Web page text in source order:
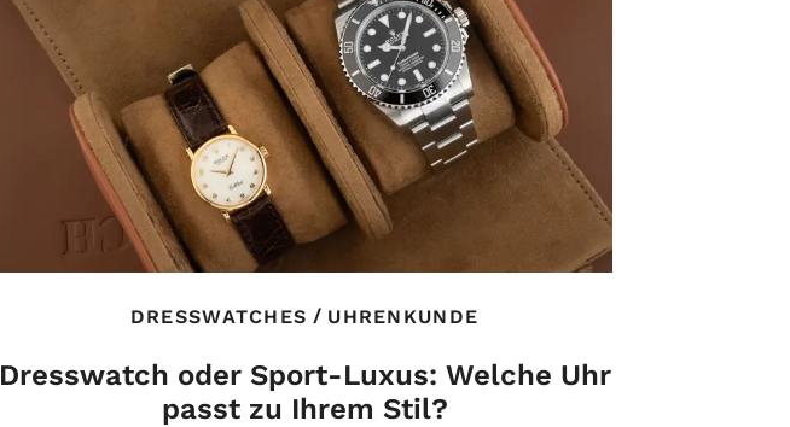
DRESSWATCHES / UHRENKUNDE
Dresswatch oder Sport-Luxus: Welche Uhr
passt zu Ihrem Stil?